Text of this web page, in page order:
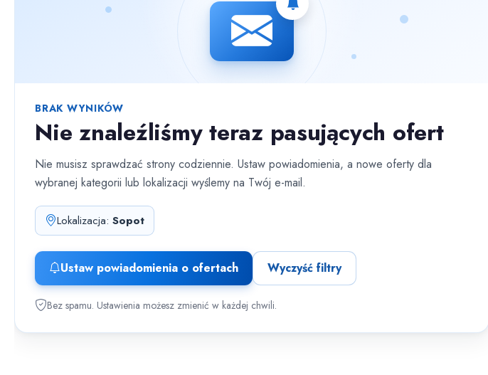
BRAK WYNIKÓW
Nie znaleźliśmy teraz pasujących ofert
Nie musisz sprawdzać strony codziennie. Ustaw powiadomienia, a nowe oferty dla
wybranej kategorii lub lokalizacji wyślemy na Twój e-mail.
Lokalizacja: Sopot
Ustaw powiadomienia o ofertach Wyczyść filtry
Bez spamu. Ustawienia możesz zmienić w każdej chwili.